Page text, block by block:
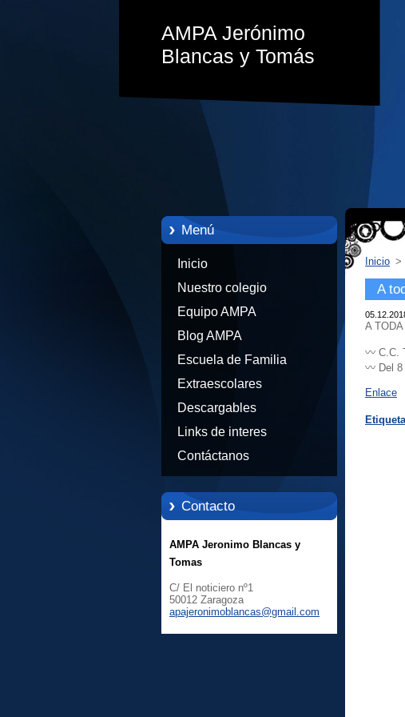
AMPA Jerónimo
Blancas y Tomás
Menú
Inicio
Nuestro colegio
Equipo AMPA
Blog AMPA
Escuela de Familia
Extraescolares
Descargables
Links de interes
Contáctanos
Contacto
AMPA Jeronimo Blancas y
Tomas
C/ El noticiero nº1
50012 Zaragoza
apajeronimoblancas@gmail .com
Inicio >
A
A
〰️ C.C.
〰️ Del
Enlace